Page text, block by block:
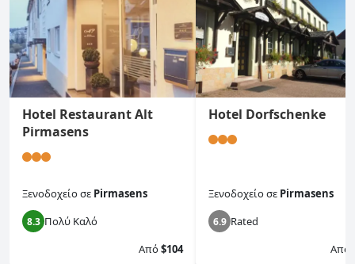
Hotel Restaurant Alt
Pirmasens
Ξενοδοχείοσε Pirmasens
8.3 Πολύ Καλό
Από$104
Hotel Dorfschenke
Ξενοδοχείοσε Pirmasens
6.9 Rated
Από